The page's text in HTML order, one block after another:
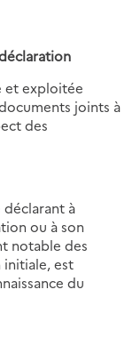
et exploitée
joints à
des
à
ou à son
notable des
est
du